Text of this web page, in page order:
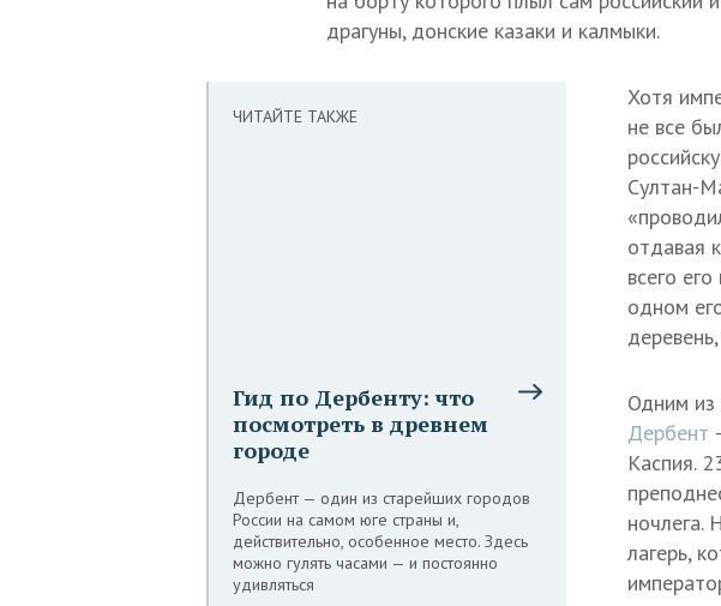
драгуны, донские казаки и калмыки.
ЧИТАЙТЕ ТАКЖЕ
Гид по Дербенту: что
посмотреть в древнем
городе
Дербент — один из старейших городов
России на самом юге страны и,
действительно, особенное место. Здесь
можно гулять часами — и постоянно
удивляться
Хотя
не все
Султан-
отдавая
всего
одном
Одним из
Дербент
Каспия.
ночлега.
лагерь,